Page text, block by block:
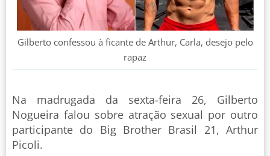
Gilberto confessou à ficante de Arthur, Carla, desejo pelo
rapaz
Na madrugada da sexta-feira 26, Gilberto
Nogueira falou sobre atração sexual por outro
participante do Big Brother Brasil 21, Arthur
Picoli.